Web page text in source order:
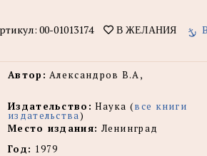
00-01013174 В ЖЕЛАНИЯ
Автор: Александров В.А,
Издательство: Наука (все книги
издательства)
Место издания: Ленинград
Год: 1979